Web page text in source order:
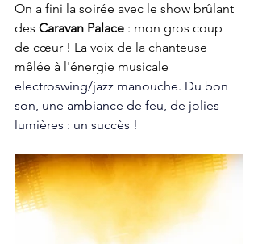
On a fini la soirée avec le show brûlant
des Caravan Palace : mon gros coup
de cœur ! La voix de la chanteuse
mêlée à l'énergie musicale
electroswing/jazz manouche. Du bon
son, une ambiance de feu, de jolies
lumières : un succès !